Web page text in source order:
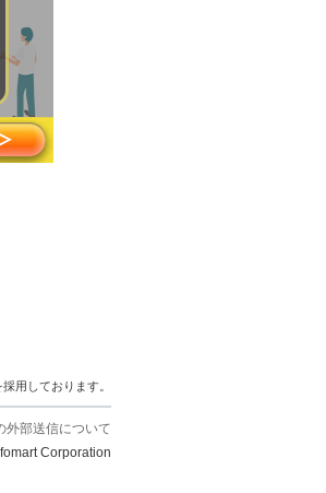
用しております。
外部送信について
Corporation